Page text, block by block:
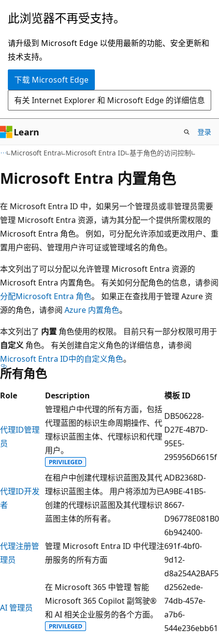
跳
主
要
内
此浏览器不再受支持。
请升级到 Microsoft Edge 以使用最新的功能、安全更新和
技术支持。
下载 Microsoft Edge
有关 Internet Explorer 和 Microsoft Edge 的详细信息
Learn 登录
Microsoft Entra Microsoft Entra ID 基于角色的访问控制
Microsoft Entra 内置角色
在 Microsoft Entra ID 中，如果另一个管理员或非管理员需要
管理 Microsoft Entra 资源，请为其分配一个提供所需权限的
Microsoft Entra 角色。 例如，可分配允许添加或更改用户、重
置用户密码、管理用户许可证或管理域名的角色。
本文列出了可以分配以允许管理 Microsoft Entra 资源的
Microsoft Entra 内置角色。 有关如何分配角色的信息，请参阅
分配Microsoft Entra 角色。 如果正在查找用于管理 Azure 资
源的角色，请参阅 Azure 内置角色。
本文列出了 内置 角色使用的权限。 目前只有一部分权限可用于
自定义 角色。 有关创建自定义角色的详细信息，请参阅
Microsoft Entra ID中的自定义角色。
所有角色
Role Description 模板 ID
代理ID管理
员
管理租户中代理的所有方面，包括
代理蓝图的标识生命周期操作、代
理标识蓝图主体、代理标识和代理
用户。
DB506228-
D27E-4B7D-
95E5-
295956D6615f
代理ID开发
者
在租户中创建代理标识蓝图及其代
理标识蓝图主体。 用户将添加为已
创建的代理标识蓝图及其代理标识
蓝图主体的所有者。
ADB2368D-
A9BE-41B5-
8667-
D96778E081B0
代理注册管
理员
管理 Microsoft Entra ID 中代理注
册服务的所有方面
6b942400-
691f-4bf0-
9d12-
d8a254A2BAF5
AI 管理员
在 Microsoft 365 中管理 智能
Microsoft 365 Copilot 副驾驶®
和 AI 相关企业服务的各个方面。
d2562ede-
74db-457e-
a7b6-
544e236ebb61